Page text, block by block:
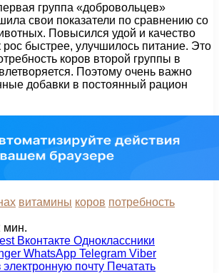
группа «добровольцев»
свои показатели по сравнению со
Повысился удой и качество
быстрее, улучшилось питание. Это
коров второй группы в
Поэтому очень важно
добавки в постоянный рацион
витамины коров потребность
мин.
Вконтакте Одноклассники
WhatsApp Telegram Viber
почту Печатать